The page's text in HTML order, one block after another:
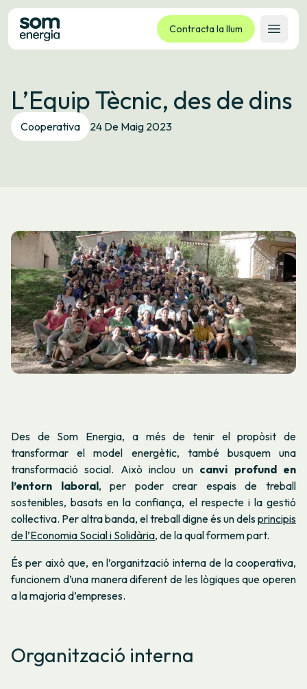
Contracta la llum
Obrir
Tarifes
Serveis
Empreses
Idioma: ES CA GL EU
L’Equip Tècnic, des de dins
Cooperativa 24 De Maig 2023
Des de Som Energia, a més de tenir el propòsit de
transformar el model energètic, també busquem una
transformació social. Això inclou un canvi profund en
l’entorn laboral, per poder crear espais de treball
sostenibles, basats en la confiança, el respecte i la gestió
col·lectiva. Per altra banda, el treball digne és un delsprincipis
de l’Economia Social i Solidària, de la qual formem part.
És per això que, en l’organització interna de la cooperativa,
funcionem d’una manera diferent de les lògiques que operen
a la majoria d’empreses.
Organització interna